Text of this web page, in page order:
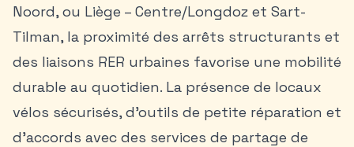
Noord, ou Liège – Centre/Longdoz et Sart-
Tilman, la proximité des arrêts structurants et
des liaisons RER urbaines favorise une mobilité
durable au quotidien. La présence de locaux
vélos sécurisés, d’outils de petite réparation et
d’accords avec des services de partage de